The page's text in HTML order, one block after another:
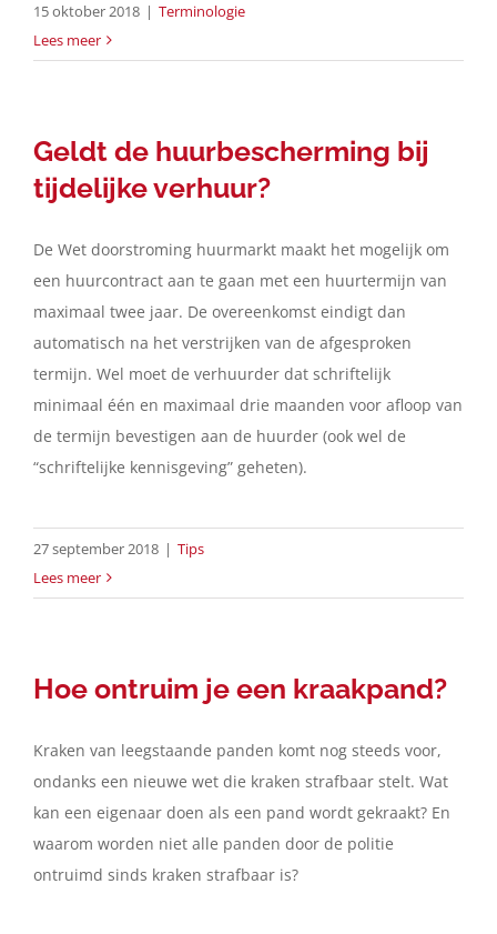
15 oktober 2018 | Terminologie
Lees meer
Geldt de huurbescherming bij
tijdelijke verhuur?
De Wet doorstroming huurmarkt maakt het mogelijk om
een huurcontract aan te gaan met een huurtermijn van
maximaal twee jaar. De overeenkomst eindigt dan
automatisch na het verstrijken van de afgesproken
termijn. Wel moet de verhuurder dat schriftelijk
minimaal één en maximaal drie maanden voor afloop van
de termijn bevestigen aan de huurder (ook wel de
“schriftelijke kennisgeving” geheten).
27 september 2018 | Tips
Lees meer
Hoe ontruim je een kraakpand?
Kraken van leegstaande panden komt nog steeds voor,
ondanks een nieuwe wet die kraken strafbaar stelt. Wat
kan een eigenaar doen als een pand wordt gekraakt? En
waarom worden niet alle panden door de politie
ontruimd sinds kraken strafbaar is?